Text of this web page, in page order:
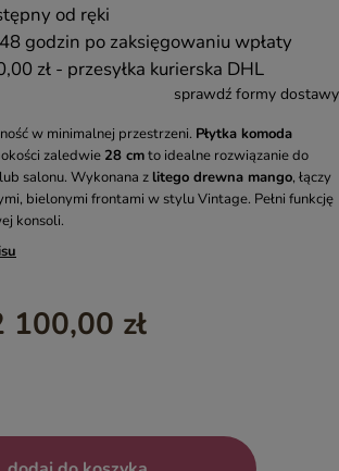
od ręki
godzin po zaksięgowaniu wpłaty
zł - przesyłka kurierska DHL
sprawdź formy dostawy
w minimalnej przestrzeni. Płytka komoda
zaledwie 28 cmto idealne rozwiązanie do
salonu. Wykonana z litego drewna mango, łączy
bielonymi frontami w stylu Vintage. Pełni funkcję
konsoli.
100,00 zł